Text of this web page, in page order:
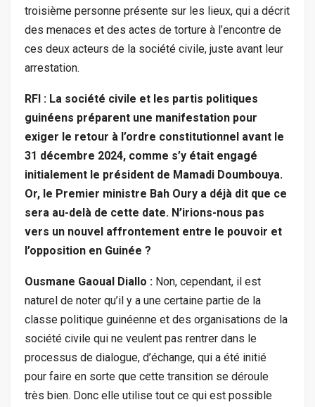
troisième personne présente sur les lieux, qui a décrit
des menaces et des actes de torture à l’encontre de
ces deux acteurs de la société civile, juste avant leur
arrestation.
RFI : La société civile et les partis politiques
guinéens préparent une manifestation pour
exiger le retour à l’ordre constitutionnel avant le
31 décembre 2024, comme s’y était engagé
initialement le président de Mamadi Doumbouya.
Or, le Premier ministre Bah Oury a déjà dit que ce
sera au-delà de cette date. N’irions-nous pas
vers un nouvel affrontement entre le pouvoir et
l’opposition en Guinée ?
Ousmane Gaoual Diallo : Non, cependant, il est
naturel de noter qu’il y a une certaine partie de la
classe politique guinéenne et des organisations de la
société civile qui ne veulent pas rentrer dans le
processus de dialogue, d’échange, qui a été initié
pour faire en sorte que cette transition se déroule
très bien. Donc elle utilise tout ce qui est possible